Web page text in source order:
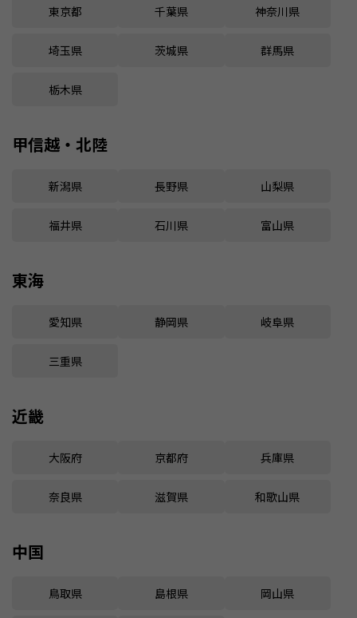
東京都 千葉県 神奈川県
埼玉県 茨城県 群馬県
栃木県
甲信越・北陸
新潟県 長野県 山梨県
福井県 石川県 富山県
東海
愛知県 静岡県 岐阜県
三重県
近畿
大阪府 京都府 兵庫県
奈良県 滋賀県 和歌山県
中国
鳥取県 島根県 岡山県